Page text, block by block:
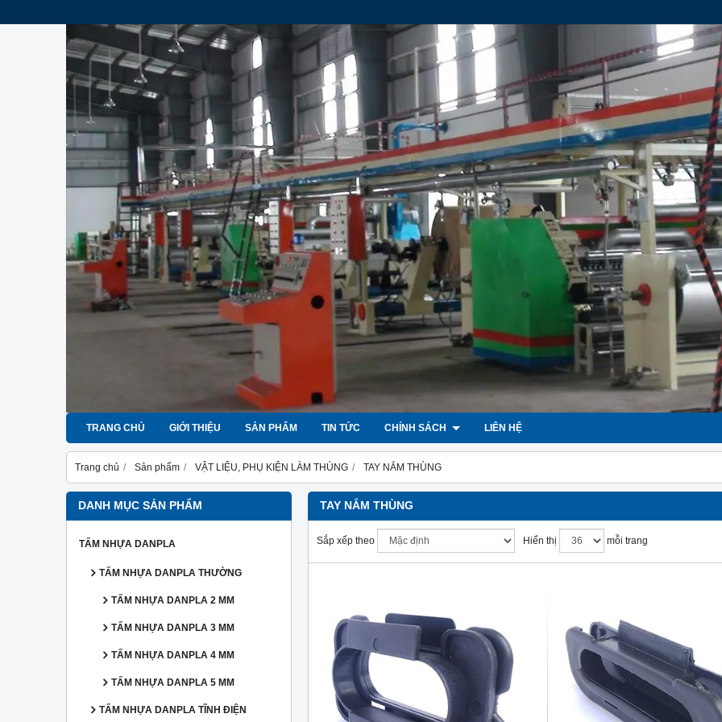
TRANG CHỦ GIỚI THIỆU SẢN PHẨM TIN TỨC CHÍNH SÁCH LIÊN HỆ
Trang chủ Sản phẩm VẬT LIỆU, PHỤ KIỆN LÀM THÙNG TAY NẮM THÙNG
DANH MỤC SẢN PHẨM
TẤM NHỰA DANPLA
TẤM NHỰA DANPLA THƯỜNG
TẤM NHỰA DANPLA 2 MM
TẤM NHỰA DANPLA 3 MM
TẤM NHỰA DANPLA 4 MM
TẤM NHỰA DANPLA 5 MM
TẤM NHỰA DANPLA TĨNH ĐIỆN
TAY NẮM THÙNG
Sắp xếp theo Hiển thị mỗi trang